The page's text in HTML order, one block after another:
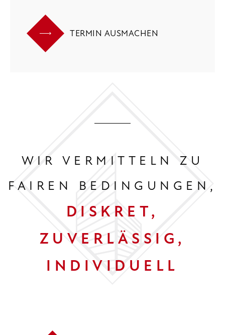
TERMIN AUSMACHEN
WIR VERMITTELN ZU
FAIREN BEDINGUNGEN,
DISKRET,
ZUVERLÄSSIG,
INDIVIDUELL